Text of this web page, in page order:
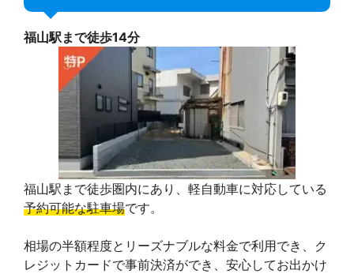
福山駅まで徒歩14分
福山駅まで徒歩圏内にあり、軽自動車に対応している
予約可能な駐車場です。
相場の半額程度とリーズナブルな料金で利用でき、ク
レジットカードで事前決済ができ、安心してお出かけ